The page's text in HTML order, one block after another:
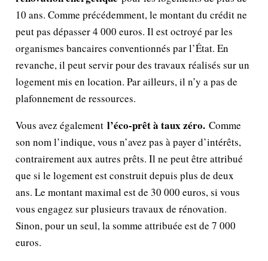
10 ans. Comme précédemment, le montant du crédit ne
peut pas dépasser 4 000 euros. Il est octroyé par les
organismes bancaires conventionnés par l’État. En
revanche, il peut servir pour des travaux réalisés sur un
logement mis en location. Par ailleurs, il n’y a pas de
plafonnement de ressources.
Vous avez également l’éco-prêt à taux zéro. Comme
son nom l’indique, vous n’avez pas à payer d’intérêts,
contrairement aux autres prêts. Il ne peut être attribué
que si le logement est construit depuis plus de deux
ans. Le montant maximal est de 30 000 euros, si vous
vous engagez sur plusieurs travaux de rénovation.
Sinon, pour un seul, la somme attribuée est de 7 000
euros.